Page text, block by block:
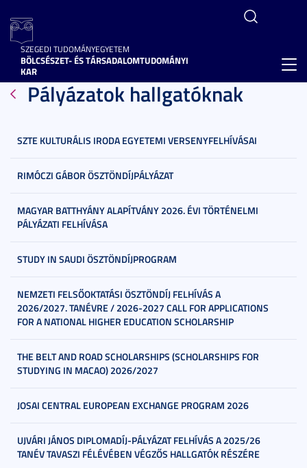
SZEGEDI TUDOMÁNYEGYETEM
BÖLCSÉSZET- ÉS TÁRSADALOMTUDOMÁNYI
KAR
Pályázatok hallgatóknak
SZTE KULTURÁLIS IRODA EGYETEMI VERSENYFELHÍVÁSAI
RIMÓCZI GÁBOR ÖSZTÖNDÍJPÁLYÁZAT
MAGYAR BATTHYÁNY ALAPÍTVÁNY 2026. ÉVI TÖRTÉNELMI
PÁLYÁZATI FELHÍVÁSA
STUDY IN SAUDI ÖSZTÖNDÍJPROGRAM
NEMZETI FELSŐOKTATÁSI ÖSZTÖNDÍJ FELHÍVÁS A
2026/2027. TANÉVRE / 2026-2027 CALL FOR APPLICATIONS
FOR A NATIONAL HIGHER EDUCATION SCHOLARSHIP
THE BELT AND ROAD SCHOLARSHIPS (SCHOLARSHIPS FOR
STUDYING IN MACAO) 2026/2027
JOSAI CENTRAL EUROPEAN EXCHANGE PROGRAM 2026
UJVÁRI JÁNOS DIPLOMADÍJ-PÁLYÁZAT FELHÍVÁS A 2025/26
TANÉV TAVASZI FÉLÉVÉBEN VÉGZŐS HALLGATÓK RÉSZÉRE